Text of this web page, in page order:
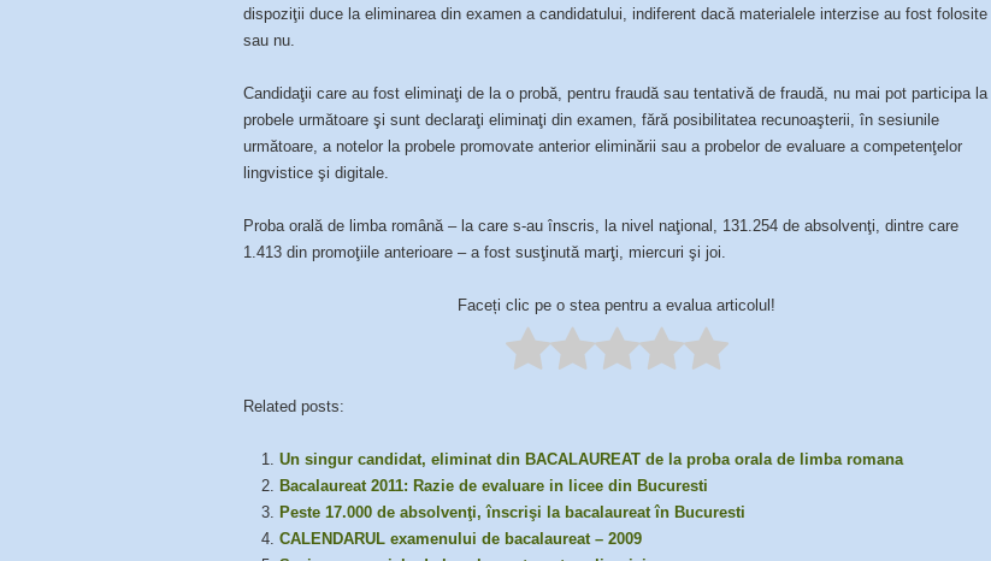
dispoziţii duce la eliminarea din examen a candidatului, indiferent dacă materialele interzise au fost folosite
sau nu.
Candidaţii care au fost eliminaţi de la o probă, pentru fraudă sau tentativă de fraudă, nu mai pot participa la
probele următoare şi sunt declaraţi eliminaţi din examen, fără posibilitatea recunoaşterii, în sesiunile
următoare, a notelor la probele promovate anterior eliminării sau a probelor de evaluare a competenţelor
lingvistice şi digitale.
Proba orală de limba română – la care s-au înscris, la nivel naţional, 131.254 de absolvenţi, dintre care
1.413 din promoţiile anterioare – a fost susţinută marţi, miercuri şi joi.
Faceți clic pe o stea pentru a evalua articolul!
Related posts:
Un singur candidat, eliminat din BACALAUREAT de la proba orala de limba romana
Bacalaureat 2011: Razie de evaluare in licee din Bucuresti
Peste 17.000 de absolvenţi, înscrişi la bacalaureat în Bucuresti
CALENDARUL examenului de bacalaureat – 2009